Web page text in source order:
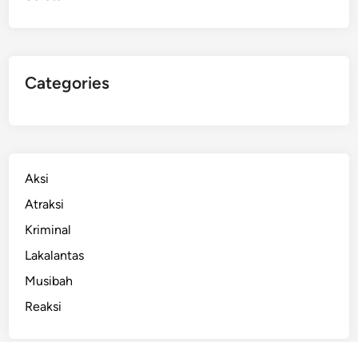
Categories
Aksi
Atraksi
Kriminal
Lakalantas
Musibah
Reaksi